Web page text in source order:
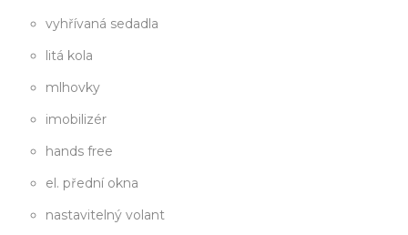
vyhřívaná sedadla
litá kola
mlhovky
imobilizér
hands free
el. přední okna
nastavitelný volant